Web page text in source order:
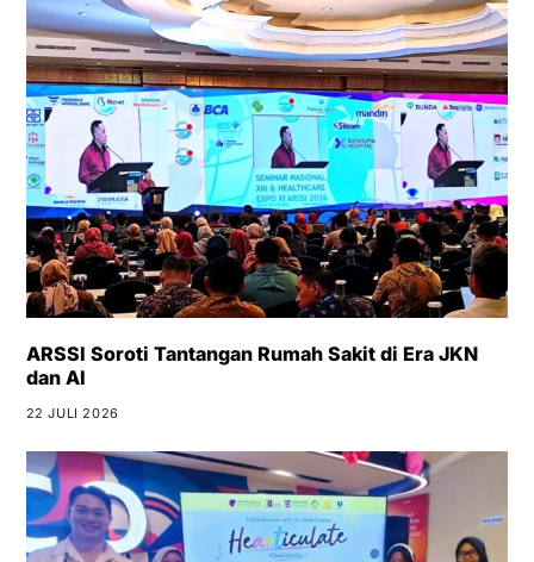
ARSSI Soroti Tantangan Rumah Sakit di Era JKN
dan AI
22 JULI 2026